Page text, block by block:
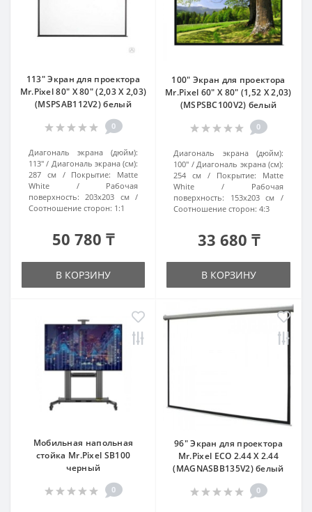
113" Экран для проектора
Mr.Pixel 80" X 80" (2,03 X 2,03)
(MSPSAB112V2) белый
0
Диагональ экрана (дюйм):
113"
Диагональ экрана (см):
287 см
Покрытие:
Matte
White
Рабочая
поверхность:
203x203 см
Соотношение сторон: 1:1
50 780 ₸
В КОРЗИНУ
100" Экран для проектора
Mr.Pixel 60" X 80" (1,52 X 2,03)
(MSPSBC100V2) белый
0
Диагональ экрана (дюйм):
100"
Диагональ экрана (см):
254 см
Покрытие:
Matte
White
Рабочая
поверхность:
153x203 см
Соотношение сторон: 4:3
33 680 ₸
В КОРЗИНУ
Мобильная напольная
стойка Mr.Pixel SB100
черный
0
96" Экран для проектора
Mr.Pixel ECO 2.44 X 2.44
(MAGNASBB135V2) белый
0